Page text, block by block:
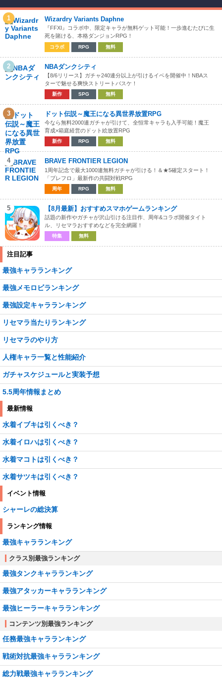
1 Wizardry Variants Daphne
『FFXI』コラボ中、限定キャラが無料ゲット可能！一歩進むたびに生
死を賭ける、本格ダンジョンRPG！
コラボ RPG 無料
2 NBAダンクシティ
【8/6リリース】ガチャ240連分以上が引けるイベを開催中！NBAス
ターで魅せる爽快ストリートバスケ！
新作 SPG 無料
3 ドット伝説～魔王になる異世界放置RPG
今なら無料2000連ガチャが引けて、全恒常キャラも入手可能！魔王
育成×箱庭経営のドット絵放置RPG
新作 RPG 無料
4 BRAVE FRONTIER LEGION
1周年記念で最大1000連無料ガチャが引ける！＆★5確定スタート！
「ブレフロ」最新作の共闘対戦RPG
周年 RPG 無料
5 【8月最新】おすすめスマホゲームランキング
話題の新作やガチャが沢山引ける注目作、周年&コラボ開催タイト
ル、リセマラおすすめなどを完全網羅！
特集 無料
注目記事
最強キャラランキング
最強メモロビランキング
最強設定キャラランキング
リセマラ当たりランキング
リセマラのやり方
人権キャラ一覧と性能紹介
ガチャスケジュールと実装予想
5.5周年情報まとめ
最新情報
水着イブキは引くべき？
水着イロハは引くべき？
水着マコトは引くべき？
水着サツキは引くべき？
イベント情報
シャーレの総決算
ランキング情報
最強キャラランキング
クラス別最強ランキング
最強タンクキャラランキング
最強アタッカーキャラランキング
最強ヒーラーキャラランキング
コンテンツ別最強ランキング
任務最強キャラランキング
戦術対抗最強キャラランキング
総力戦最強キャラランキング